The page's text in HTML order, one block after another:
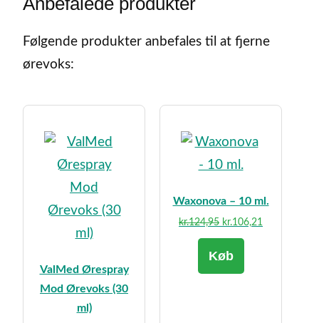
Følgende produkter anbefales til at fjerne
ørevoks:
ValMed Ørespray
Mod Ørevoks (30
ml)
Waxonova – 10 ml.
kr.124,95 Den
oprindelige
pris
kr.106,21
Køb